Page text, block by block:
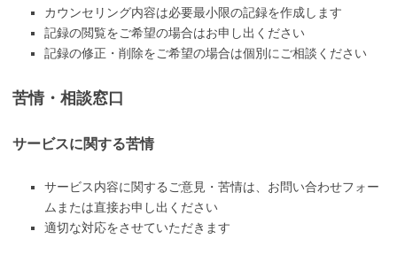
カウンセリング内容は必要最小限の記録を作成します
記録の閲覧をご希望の場合はお申し出ください
記録の修正・削除をご希望の場合は個別にご相談ください
苦情・相談窓口
サービスに関する苦情
サービス内容に関するご意見・苦情は、お問い合わせフォー
ムまたは直接お申し出ください
適切な対応をさせていただきます